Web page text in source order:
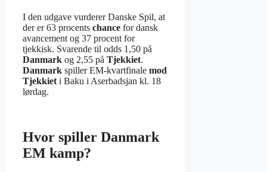
I den udgave vurderer Danske Spil, at
der er 63 procents chance for dansk
avancement og 37 procent for
tjekkisk. Svarende til odds 1,50 på
Danmark og 2,55 på Tjekkiet.
Danmark spiller EM-kvartfinale mod
Tjekkiet i Baku i Aserbadsjan kl. 18
lørdag.
Hvor spiller Danmark
EM kamp?